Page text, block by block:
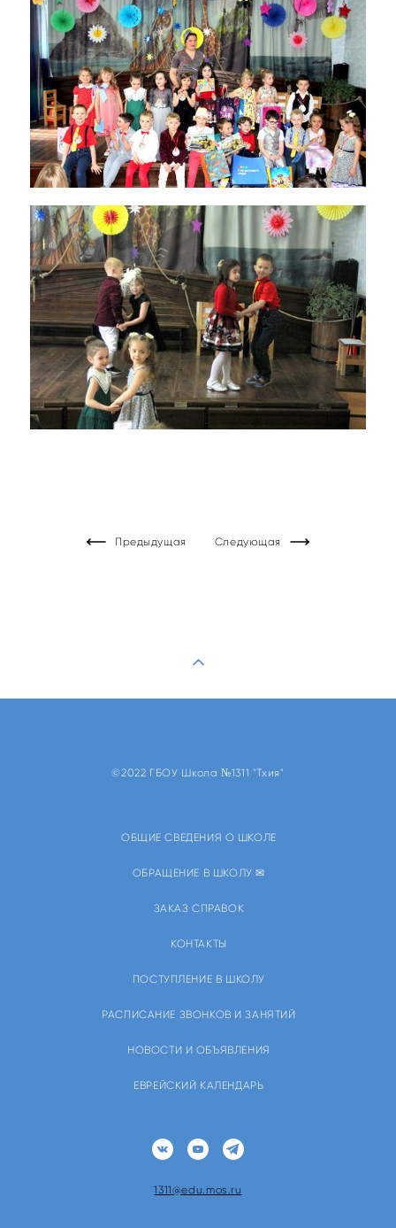
Предыдущая Следующая
©2022 ГБОУ Школа №1311 "Тхия"
ОБЩИЕ СВЕДЕНИЯ О ШКОЛЕ
ОБРАЩЕНИЕ В ШКОЛУ ✉
ЗАКАЗ СПРАВОК
КОНТАКТЫ
ПОСТУПЛЕНИЕ В ШКОЛУ
РАСПИСАНИЕ ЗВОНКОВ И ЗАНЯТИЙ
НОВОСТИ И ОБЪЯВЛЕНИЯ
ЕВРЕЙСКИЙ КАЛЕНДАРЬ
1311@edu.mos.ru